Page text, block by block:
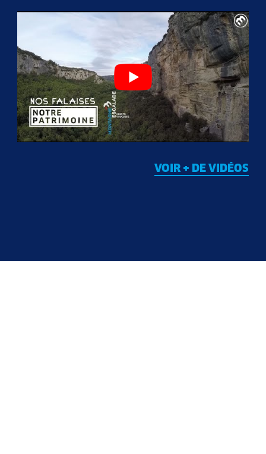
VOIR + DE VIDÉOS